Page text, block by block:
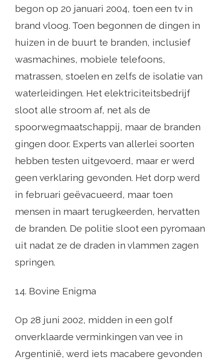
begon op 20 januari 2004, toen een tv in
brand vloog. Toen begonnen de dingen in
huizen in de buurt te branden, inclusief
wasmachines, mobiele telefoons,
matrassen, stoelen en zelfs de isolatie van
waterleidingen. Het elektriciteitsbedrijf
sloot alle stroom af, net als de
spoorwegmaatschappij, maar de branden
gingen door. Experts van allerlei soorten
hebben testen uitgevoerd, maar er werd
geen verklaring gevonden. Het dorp werd
in februari geëvacueerd, maar toen
mensen in maart terugkeerden, hervatten
de branden. De politie sloot een pyromaan
uit nadat ze de draden in vlammen zagen
springen.
14. Bovine Enigma
Op 28 juni 2002, midden in een golf
onverklaarde verminkingen van vee in
Argentinië, werd iets macabere gevonden